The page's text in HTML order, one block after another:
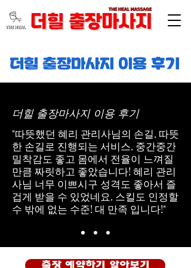
​더힐 출장마사지 이용 후기
더힐 출장마사지 이용 후기
"따뜻했던 혜리 관리사님의 손길. 따뜻
한 손길로 진행되는 서비스. 중간중간
밀착감도 좋고 몸에서 전율이 느껴질
만큼 짜릿하고 좋았습니다! 혜리 관리
사님 너무 이쁘시구 성격도 좋아서 즐
겁게 받을 수 있었네요. 스킬도 인정할
수 밖에 없는 수준! 대 만족 입니다!"
출장 예약하기 알아보기